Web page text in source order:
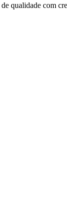
qualidade com